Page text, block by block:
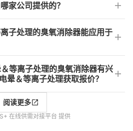
家公司提供的？
子处理的臭氧消除器能应用于
等离子处理的臭氧消除器有兴
晕＆等离子处理获取报价？
阅读更多
在线供需对接平台 提供